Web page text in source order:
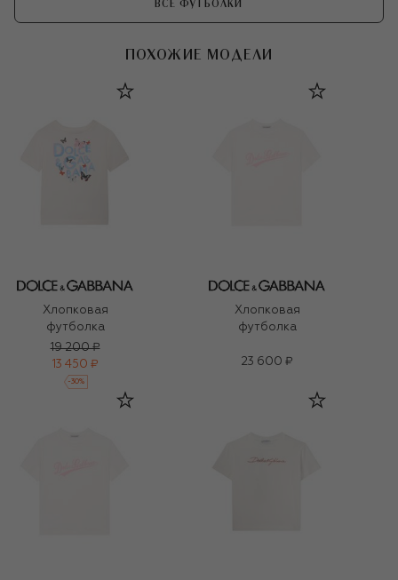
ВСЕ ФУТБОЛКИ
ПОХОЖИЕ МОДЕЛИ
Хлопковая
футболка
19 200 ₽
13 450 ₽
-30%
Хлопковая
футболка
23 600 ₽